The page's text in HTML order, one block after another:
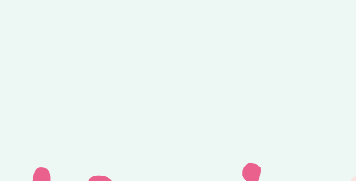
ontvang je 25% korting op alle losse Amilishly patronen bij